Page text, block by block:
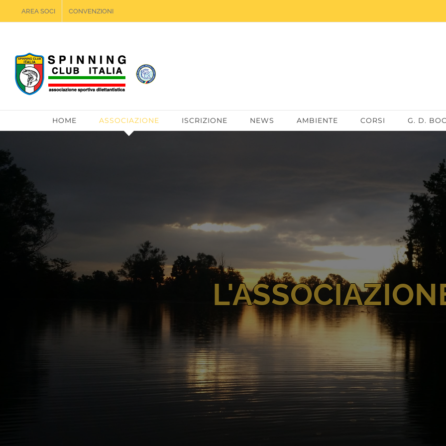
al
AREA SOCI CONVENZIONI
HOME ASSOCIAZIONE ISCRIZIONE NEWS AMBIENTE CORSI G. D.